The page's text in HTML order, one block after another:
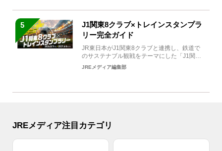
5
J1関東8クラブ×トレインスタンプラ
リー完全ガイド
JR東日本がJ1関東8クラブと連携し、鉄道で
のサステナブル観戦をテーマにした「J1関東8
クラブ×トレイン...
JREメディア編集部
JREメディア注目カテゴリ